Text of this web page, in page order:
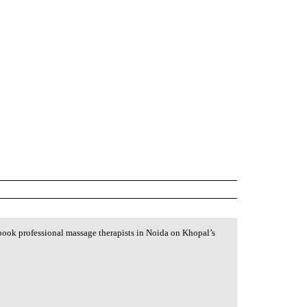
professional massage therapists in Noida on Khopal’s